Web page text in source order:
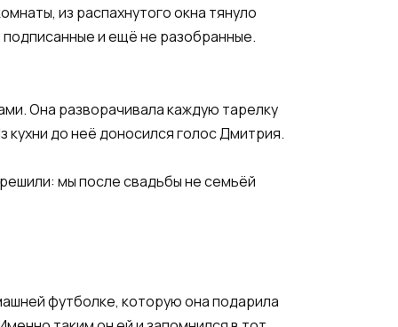
из распахнутого окна тянуло
и ещё не разобранные.
Она разворачивала каждую тарелку
до неё доносился голос Дмитрия.
мы после свадьбы не семьёй
футболке, которую она подарила